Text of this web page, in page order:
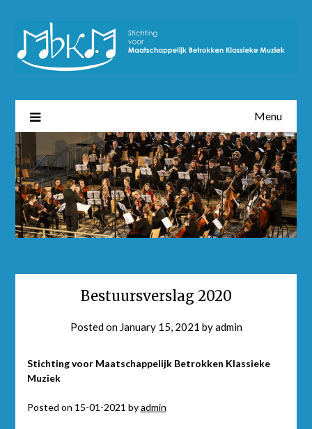
Menu
Bestuursverslag 2020
Posted on January 15, 2021 byadmin
Stichting voor Maatschappelijk Betrokken Klassieke
Muziek
Posted on 15-01-2021 byadmin